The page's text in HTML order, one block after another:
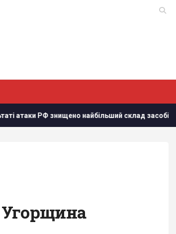
РФ знищено найбільший склад засобів